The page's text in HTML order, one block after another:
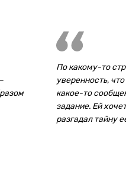
По какому-то
уверенность,
какое-то
задание. Ей
разгадал тайну